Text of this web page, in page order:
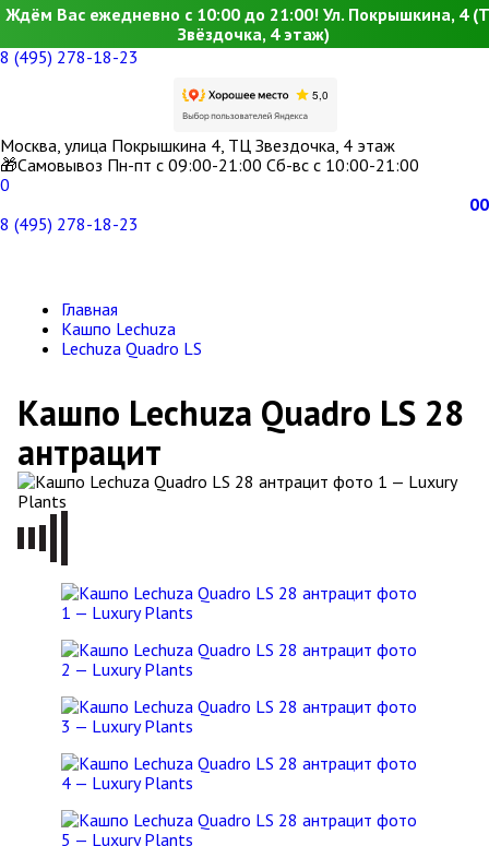
Ждём Вас ежедневно с 10:00 до 21:00! Ул. Покрышкина, 4
Звёздочка, 4 этаж)
8 (495) 278-18-23
Москва, улица Покрышкина 4, ТЦ Звездочка, 4 этаж
🎁Самовывоз Пн-пт с 09:00-21:00 Сб-вс с 10:00-21:00
0
00
8 (495) 278-18-23
Главная
Кашпо Lechuza
Lechuza Quadro LS
Кашпо Lechuza Quadro LS 28
антрацит